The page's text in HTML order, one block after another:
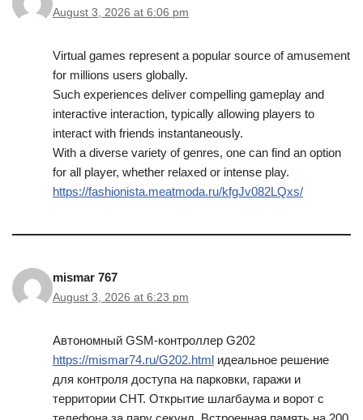
August 3, 2026 at 6:06 pm
Virtual games represent a popular source of amusement
for millions users globally.
Such experiences deliver compelling gameplay and
interactive interaction, typically allowing players to
interact with friends instantaneously.
With a diverse variety of genres, one can find an option
for all player, whether relaxed or intense play.
https://fashionista.meatmoda.ru/kfgJv082LQxs/
mismar 767
August 3, 2026 at 6:23 pm
Автономный GSM-контроллер G202
https://mismar74.ru/G202.html идеальное решение
для контроля доступа на парковки, гаражи и
территории СНТ. Открытие шлагбаума и ворот с